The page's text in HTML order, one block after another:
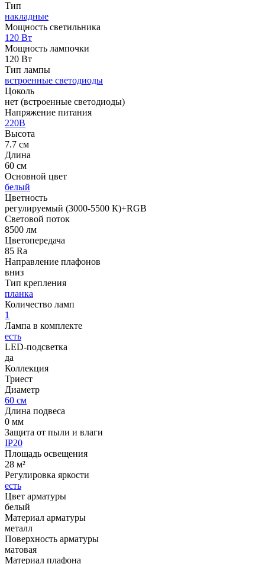
Тип
накладные
Мощность светильника
120 Вт
Мощность лампочки
120 Вт
Тип лампы
встроенные светодиоды
Цоколь
нет (встроенные светодиоды)
Напряжение питания
220В
Высота
7.7 см
Длина
60 см
Основной цвет
белый
Цветность
регулируемый (3000-5500 К)+RGB
Световой поток
8500 лм
Цветопередача
85 Ra
Направление плафонов
вниз
Тип крепления
планка
Количество ламп
1
Лампа в комплекте
есть
LED-подсветка
да
Коллекция
Триест
Диаметр
60 см
Длина подвеса
0 мм
Защита от пыли и влаги
IP20
Площадь освещения
28 м²
Регулировка яркости
есть
Цвет арматуры
белый
Материал арматуры
металл
Поверхность арматуры
матовая
Материал плафона